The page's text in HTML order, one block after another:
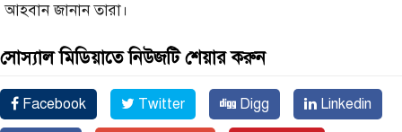
আহবান জানান তারা।
সোস্যাল মিডিয়াতে নিউজটি শেয়ার করুন
Facebook Twitter Digg Linkedin